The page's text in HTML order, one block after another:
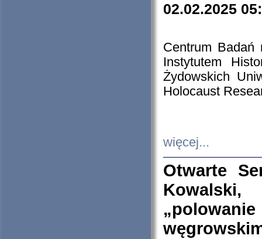
02.02.2025
Centrum Badań
Instytutem
Żydowskich
Holocaust
więcej...
Otwarte